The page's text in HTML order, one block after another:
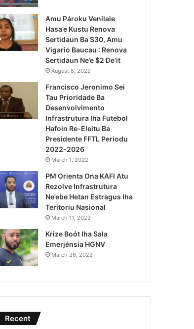
Lei Siberseguransa Ajuda
Kaptura Autór Kriminozu
Estranjeiru
Amu Pároku Venilale
Hasa’e Kustu Renova
Sertidaun Ba $30, Amu
Vigario Baucau : Renova
Sertidaun Ne’e $2 De’it
August 8, 2022
Francisco Jeronimo Sei
Tau Prioridade Ba
Desenvolvimento
Infrastrutura Iha Futebol
Hafoin Re-Eleitu Ba
Presidente FFTL Periodu
2022-2026
March 1, 2022
PM Orienta Ona KAFI Atu
Rezolve Infrastrutura
Ne’ebe Hetan Estragus Iha
Teritoriu Nasional
March 11, 2022
Krize Boót Iha Sala
Emerjénsia HGNV
March 26, 2022
Recent